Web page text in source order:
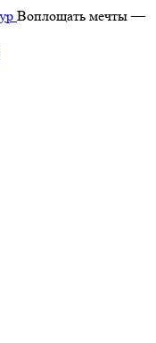
Воплощать мечты —